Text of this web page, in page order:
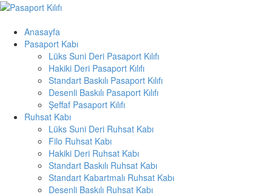
Skip
contentAnasayfa
Pasaport Kabı
Lüks Suni Deri Pasaport Kılıfı
Hakiki Deri Pasaport Kılıfı
Standart Baskılı Pasaport Kılıfı
Desenli Baskılı Pasaport Kılıfı
Şeffaf Pasaport Kılıfı
Ruhsat Kabı
Lüks Suni Deri Ruhsat Kabı
Filo Ruhsat Kabı
Hakiki Deri Ruhsat Kabı
Standart Baskılı Ruhsat Kabı
Standart Kabartmalı Ruhsat Kabı
Desenli Baskılı Ruhsat Kabı